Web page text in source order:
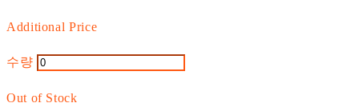
Additional Price
수량
Out of Stock